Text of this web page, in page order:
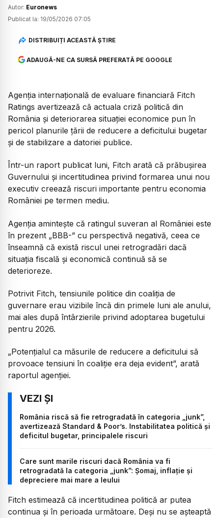
Autor: Euronews
Publicat la: 19/05/2026 07:05
DISTRIBUIȚI ACEASTĂ ȘTIRE
ADAUGĂ-NE CA SURSĂ PREFERATĂ PE GOOGLE
Agenția internațională de evaluare financiară Fitch
Ratings avertizează că actuala criză politică din
România și deteriorarea situației economice pun în
pericol planurile țării de reducere a deficitului bugetar
și de stabilizare a datoriei publice.
Într-un raport publicat luni, Fitch arată că prăbușirea
Guvernului și incertitudinea privind formarea unui nou
executiv creează riscuri importante pentru economia
României pe termen mediu.
Agenția amintește că ratingul suveran al României este
în prezent „BBB-” cu perspectivă negativă, ceea ce
înseamnă că există riscul unei retrogradări dacă
situația fiscală și economică continuă să se
deterioreze.
Potrivit Fitch, tensiunile politice din coaliția de
guvernare erau vizibile încă din primele luni ale anului,
mai ales după întârzierile privind adoptarea bugetului
pentru 2026.
„Potențialul ca măsurile de reducere a deficitului să
provoace tensiuni în coaliție era deja evident”, arată
raportul agenției.
România riscă să fie retrogradată în categoria „junk”,
avertizează Standard & Poor’s. Instabilitatea politică și
deficitul bugetar, principalele riscuri
Care sunt marile riscuri dacă România va fi
retrogradată la categoria „junk”: Șomaj, inflație și
depreciere mai mare a leului
Fitch estimează că incertitudinea politică ar putea
continua și în perioada următoare. Deși nu se așteaptă